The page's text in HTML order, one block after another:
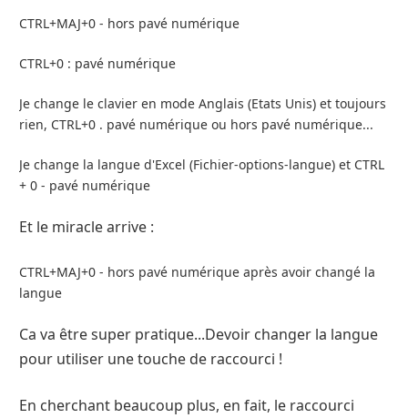
CTRL+MAJ+0 - hors pavé numérique
CTRL+0 : pavé numérique
Je change le clavier en mode Anglais (Etats Unis) et toujours
rien, CTRL+0 . pavé numérique ou hors pavé numérique...
Je change la langue d'Excel (Fichier-options-langue) et CTRL
+ 0 - pavé numérique
Et le miracle arrive :
CTRL+MAJ+0 - hors pavé numérique après avoir changé la
langue
Ca va être super pratique...Devoir changer la langue
pour utiliser une touche de raccourci !
En cherchant beaucoup plus, en fait, le raccourci